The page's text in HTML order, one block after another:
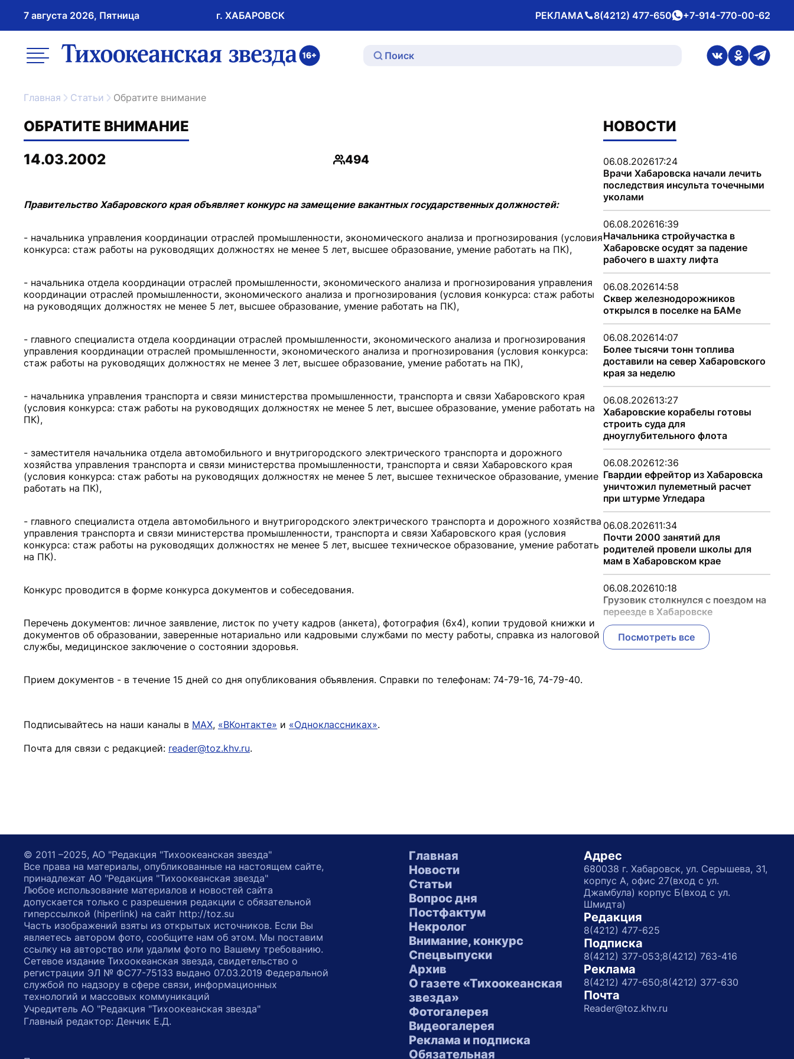
7 августа 2026, Пятница г. ХАБАРОВСК РЕКЛАМА
Телефон 8(4212) 477-650whatsApp
+7-914-770-00-62
меню ссылка на главную
ссылка на
ссылка на
Главная Статьи Обратите внимание
ОБРАТИТЕ ВНИМАНИЕ
14.03.2002
Просмотры
494
Правительство Хабаровского края объявляет конкурс на замещение вакантных государственных должностей:
- начальника управления координации отраслей промышленности, экономического анализа и прогнозирования (условия
конкурса: стаж работы на руководящих должностях не менее 5 лет, высшее образование, умение работать на ПК),
- начальника отдела координации отраслей промышленности, экономического анализа и прогнозирования управления
координации отраслей промышленности, экономического анализа и прогнозирования (условия конкурса: стаж работы
на руководящих должностях не менее 5 лет, высшее образование, умение работать на ПК),
- главного специалиста отдела координации отраслей промышленности, экономического анализа и прогнозирования
управления координации отраслей промышленности, экономического анализа и прогнозирования (условия конкурса:
стаж работы на руководящих должностях не менее 3 лет, высшее образование, умение работать на ПК),
- начальника управления транспорта и связи министерства промышленности, транспорта и связи Хабаровского края
(условия конкурса: стаж работы на руководящих должностях не менее 5 лет, высшее образование, умение работать на
ПК),
- заместителя начальника отдела автомобильного и внутригородского электрического транспорта и дорожного
хозяйства управления транспорта и связи министерства промышленности, транспорта и связи Хабаровского края
(условия конкурса: стаж работы на руководящих должностях не менее 5 лет, высшее техническое образование, умение
работать на ПК),
- главного специалиста отдела автомобильного и внутригородского электрического транспорта и дорожного хозяйства
управления транспорта и связи министерства промышленности, транспорта и связи Хабаровского края (условия
конкурса: стаж работы на руководящих должностях не менее 5 лет, высшее техническое образование, умение работать
на ПК).
Конкурс проводится в форме конкурса документов и собеседования.
Перечень документов: личное заявление, листок по учету кадров (анкета), фотография (6х4), копии трудовой книжки и
документов об образовании, заверенные нотариально или кадровыми службами по месту работы, справка из налоговой
службы, медицинское заключение о состоянии здоровья.
Прием документов - в течение 15 дней со дня опубликования объявления. Справки по телефонам: 74-79-16, 74-79-40.
Подписывайтесь на наши каналы в MAX, «ВКонтакте» и «Одноклассниках».
Почта для связи с редакцией: reader@toz.khv.ru.
НОВОСТИ
06.08.202617:24
Врачи Хабаровска начали лечить
последствия инсульта точечными
уколами
06.08.202616:39
Начальника стройучастка в
Хабаровске осудят за падение
рабочего в шахту лифта
06.08.202614:58
Сквер железнодорожников
открылся в поселке на БАМе
06.08.202614:07
Более тысячи тонн топлива
доставили на север Хабаровского
края за неделю
06.08.202613:27
Хабаровские корабелы готовы
строить суда для
дноуглубительного флота
06.08.202612:36
Гвардии ефрейтор из Хабаровска
уничтожил пулеметный расчет
при штурме Угледара
06.08.202611:34
Почти 2000 занятий для
родителей провели школы для
мам в Хабаровском крае
06.08.202610:18
Грузовик столкнулся с поездом на
переезде в Хабаровске
Посмотреть все
Главная
Новости
Статьи
Вопрос дня
Постфактум
Некролог
Внимание, конкурс
Спецвыпуски
Архив
О газете «Тихоокеанская
звезда»
Фотогалерея
Видеогалерея
Реклама и подписка
Обязательная
Адрес
680038 г. Хабаровск, ул. Серышева, 31,
корпус А, офис 27(вход с ул.
Джамбула) корпус Б(вход с ул.
Шмидта)
Редакция
8(4212) 477-625
Подписка
8(4212) 377-053;8(4212) 763-416
Реклама
8(4212) 477-650;8(4212) 377-630
Почта
Reader@toz.khv.ru
© 2011 –2025, АО "Редакция "Тихоокеанская звезда"
Все права на материалы, опубликованные на настоящем сайте,
принадлежат АО "Редакция "Тихоокеанская звезда"
Любое использование материалов и новостей сайта
допускается только с разрешения редакции с обязательной
гиперссылкой (hiperlink) на сайт http://toz.su
Часть изображений взяты из открытых источников. Если Вы
являетесь автором фото, сообщите нам об этом. Мы поставим
ссылку на авторство или удалим фото по Вашему требованию.
Сетевое издание Тихоокеанская звезда, свидетельство о
регистрации ЭЛ № ФС77-75133 выдано 07.03.2019 Федеральной
службой по надзору в сфере связи, информационных
технологий и массовых коммуникаций
Учредитель АО "Редакция "Тихоокеанская звезда"
Главный редактор: Денчик Е.Д.